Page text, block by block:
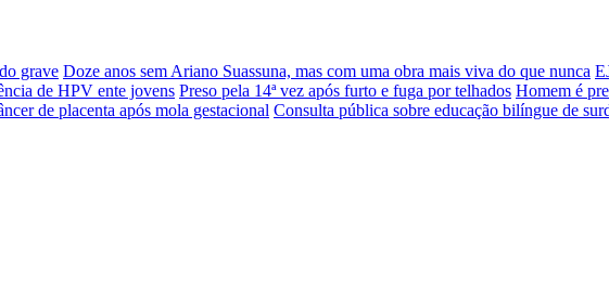
grave Doze anos sem Ariano Suassuna, mas com uma obra mais viva do que nunca
de HPV ente jovens Preso pela 14ª vez após furto e fuga por telhados Homem é
de placenta após mola gestacional Consulta pública sobre educação bilíngue de